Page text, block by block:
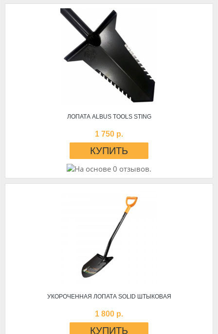
ЛОПАТА ALBUS TOOLS STING
1 750 р.
УКОРОЧЕННАЯ ЛОПАТА SOLID ШТЫКОВАЯ
1 800 р.